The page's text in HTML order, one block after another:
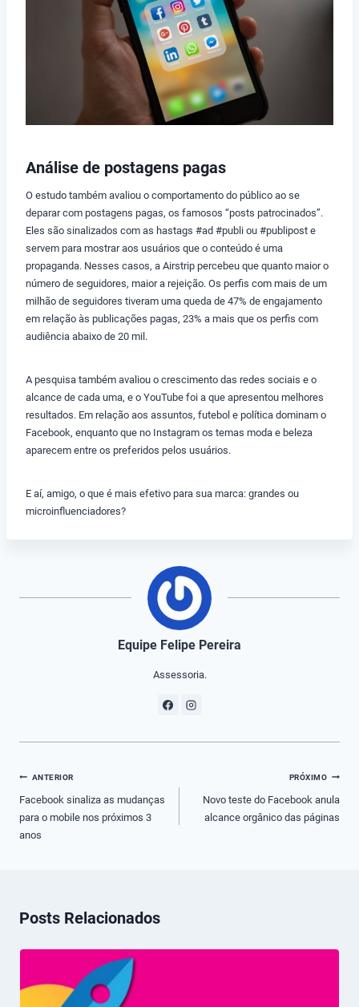
Análise de postagens pagas
O estudo também avaliou o comportamento do público ao se
deparar com postagens pagas, os famosos “posts patrocinados”.
Eles são sinalizados com as hastags #ad #publi ou #publipost e
servem para mostrar aos usuários que o conteúdo é uma
propaganda. Nesses casos, a Airstrip percebeu que quanto maior o
número de seguidores, maior a rejeição. Os perfis com mais de um
milhão de seguidores tiveram uma queda de 47% de engajamento
em relação às publicações pagas, 23% a mais que os perfis com
audiência abaixo de 20 mil.
A pesquisa também avaliou o crescimento das redes sociais e o
alcance de cada uma, e o YouTube foi a que apresentou melhores
resultados. Em relação aos assuntos, futebol e política dominam o
Facebook, enquanto que no Instagram os temas moda e beleza
aparecem entre os preferidos pelos usuários.
E aí, amigo, o que é mais efetivo para sua marca: grandes ou
microinfluenciadores?
Equipe Felipe Pereira
Assessoria.
Navegação
de
Post
ANTERIOR
Facebook sinaliza as mudanças
para o mobile nos próximos 3
anos
PRÓXIMO
Novo teste do Facebook anula
alcance orgânico das páginas
Posts Relacionados